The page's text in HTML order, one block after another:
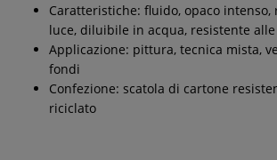
Caratteristiche: fluido, opaco intenso,
luce, diluibile in acqua, resistente
Applicazione: pittura, tecnica mista,
fondi
Confezione: scatola di cartone
riciclato